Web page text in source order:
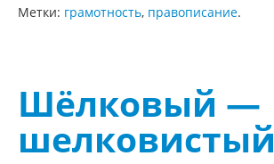
Метки: грамотность, правописание.
Шёлковый —
шелковистый